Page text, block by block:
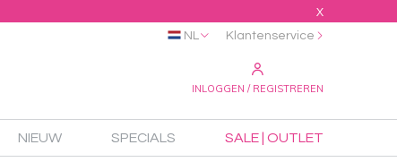
X
INLOGGEN / REGISTREREN
NL Klantenservice
NIEUW SPECIALS SALE | OUTLET